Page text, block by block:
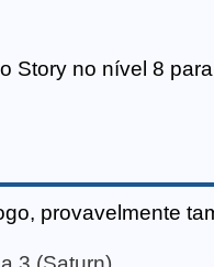
Story no nível 8
provavelmente